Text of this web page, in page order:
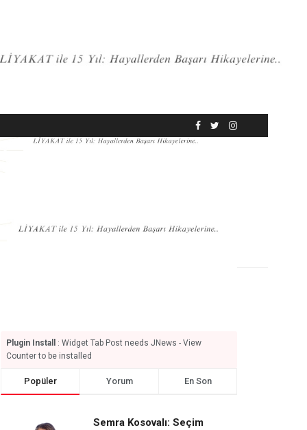
Plugin Install
: Widget Tab Post needs JNews - View
Counter to be installed
Popüler Yorum En Son
Semra Kosovalı: Seçim